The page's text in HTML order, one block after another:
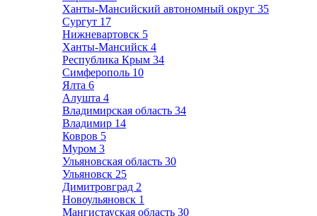
Ханты-Мансийский автономный округ 35
Сургут 17
Нижневартовск 5
Ханты-Мансийск 4
Республика Крым 34
Симферополь 10
Ялта 6
Алушта 4
Владимирская область 34
Владимир 14
Ковров 5
Муром 3
Ульяновская область 30
Ульяновск 25
Димитровград 2
Новоульяновск 1
Мангистауская область 30